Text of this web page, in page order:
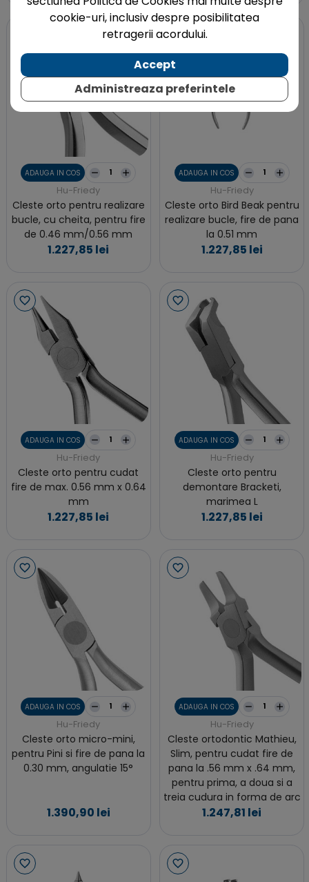
ADAUGA IN COS
Hu-Friedy
Cleste orto pentru realizare
bucle, cu cheita, pentru fire
de 0.46 mm/0.56 mm
1.227,85 lei
ADAUGA IN COS
Hu-Friedy
Cleste orto Bird Beak pentru
realizare bucle, fire de pana
la 0.51 mm
1.227,85 lei
ADAUGA IN COS
Hu-Friedy
Cleste orto pentru cudat
fire de max. 0.56 mm x 0.64
mm
1.227,85 lei
ADAUGA IN COS
Hu-Friedy
Cleste orto pentru
demontare Bracketi,
marimea L
1.227,85 lei
ADAUGA IN COS
Hu-Friedy
Cleste orto micro-mini,
pentru Pini si fire de pana la
0.30 mm, angulatie 15°
1.390,90 lei
ADAUGA IN COS
Hu-Friedy
Cleste ortodontic Mathieu,
Slim, pentru cudat fire de
pana la .56 mm x .64 mm,
pentru prima, a doua si a
treia cudura in forma de arc
1.247,81 lei
cookie-uri, inclusiv despre posibilitatea
retragerii acordului.
Accept
Administreaza preferintele